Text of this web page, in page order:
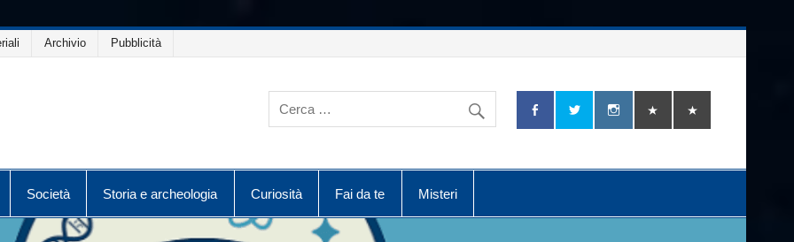
Archivio Pubblicità
Società Storia e archeologia Curiosità Fai da te Misteri